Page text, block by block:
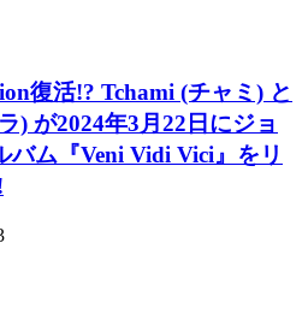
復活!? Tchami (チャミ) と
) が2024年3月22日にジョ
バム『Veni Vidi Vici』をリ